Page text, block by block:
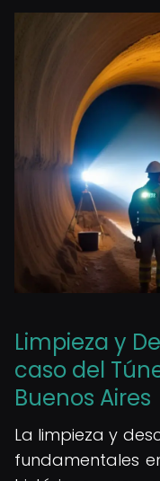
Limpieza y
caso del
Buenos Aires
La limpieza y
fundamentales